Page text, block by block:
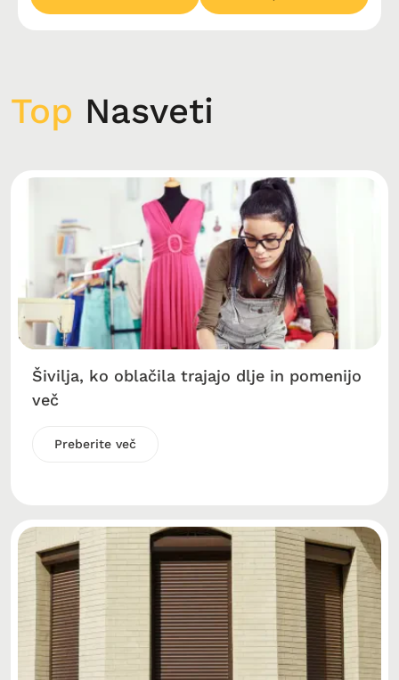
Top Nasveti
Šivilja, ko oblačila trajajo dlje in pomenijo
več
Preberite več